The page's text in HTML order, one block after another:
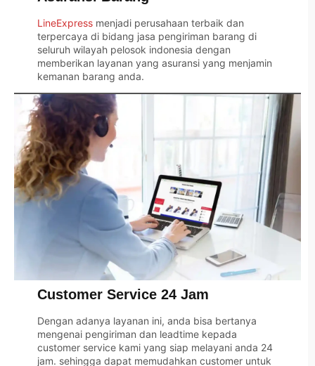
LineExpressmenjadi perusahaan terbaik dan
terpercaya di bidang jasa pengiriman barang di
seluruh wilayah pelosok indonesia dengan
memberikan layanan yang asuransi yang menjamin
kemanan barang anda.
Customer Service 24 Jam
Dengan adanya layanan ini, anda bisa bertanya
mengenai pengiriman dan leadtime kepada
customer service kami yang siap melayani anda 24
jam. sehingga dapat memudahkan customer untuk